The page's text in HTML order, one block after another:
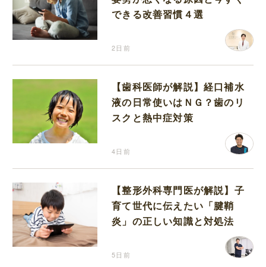
できる改善習慣４選
2日前
【歯科医師が解説】経口補水
液の日常使いはＮＧ？歯のリ
スクと熱中症対策
4日前
【整形外科専門医が解説】子
育て世代に伝えたい「腱鞘
炎」の正しい知識と対処法
5日前